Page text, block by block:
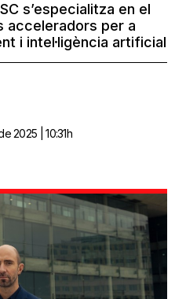
s’especialitza en el
acceleradors per a
i intel·ligència artificial
2025 | 10:31h